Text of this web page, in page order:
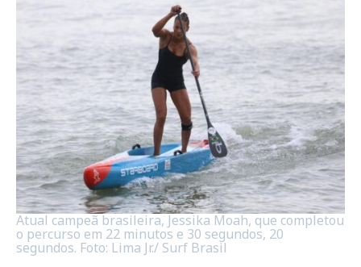
Atual campeã brasileira, Jessika Moah, que completou
o percurso em 22 minutos e 30 segundos, 20
segundos. Foto: Lima Jr./ Surf Brasil